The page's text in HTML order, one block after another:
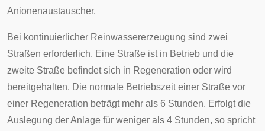
Anionenaustauscher.
Bei kontinuierlicher Reinwassererzeugung sind zwei
Straßen erforderlich. Eine Straße ist in Betrieb und die
zweite Straße befindet sich in Regeneration oder wird
bereitgehalten. Die normale Betriebszeit einer Straße vor
einer Regeneration beträgt mehr als 6 Stunden. Erfolgt die
Auslegung der Anlage für weniger als 4 Stunden, so spricht